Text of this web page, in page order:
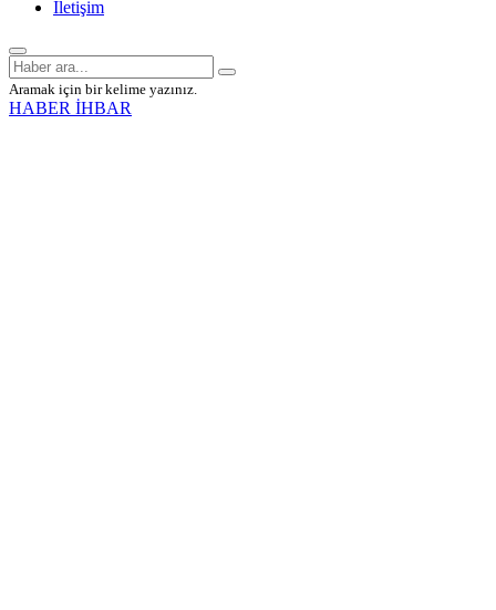
İletişim
Aramak için bir kelime yazınız.
HABER İHBAR